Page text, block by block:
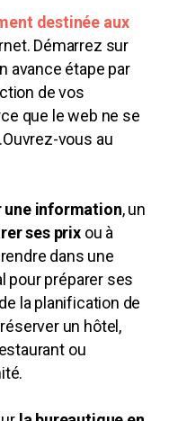
destinée aux
Démarrez sur
avance étape par
de vos
que le web ne se
vous au
une information, un
ses prixou à
dans une
pour préparer ses
la planification de
un hôtel,
ou